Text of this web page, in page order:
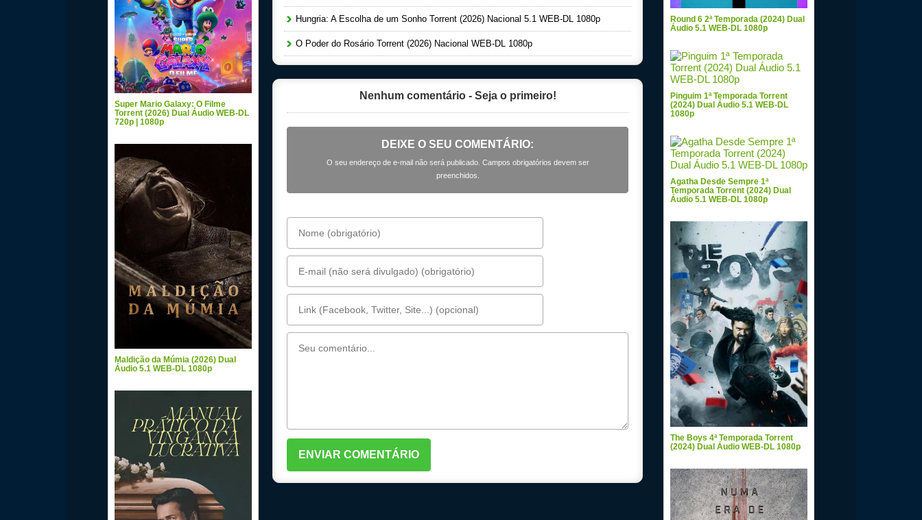
Hungria: A Escolha de um Sonho Torrent (2026) Nacional 5.1 WEB-DL 1080p
O Poder do Rosário Torrent (2026) Nacional WEB-DL 1080p
Nenhum comentário - Seja o primeiro!
DEIXE O SEU COMENTÁRIO:
O seu endereço de e-mail não será publicado. Campos obrigatórios devem ser
preenchidos.
Super Mario Galaxy: O Filme
Torrent (2026) Dual Áudio WEB-DL
720p | 1080p
Maldição da Múmia (2026) Dual
Áudio 5.1 WEB-DL 1080p
Round 6 2ª Temporada (2024) Dual
Áudio 5.1 WEB-DL 1080p
Pinguim 1ª Temporada Torrent
(2024) Dual Áudio 5.1 WEB-DL
1080p
Agatha Desde Sempre 1ª
Temporada Torrent (2024) Dual
Áudio 5.1 WEB-DL 1080p
The Boys 4ª Temporada Torrent
(2024) Dual Áudio WEB-DL 1080p